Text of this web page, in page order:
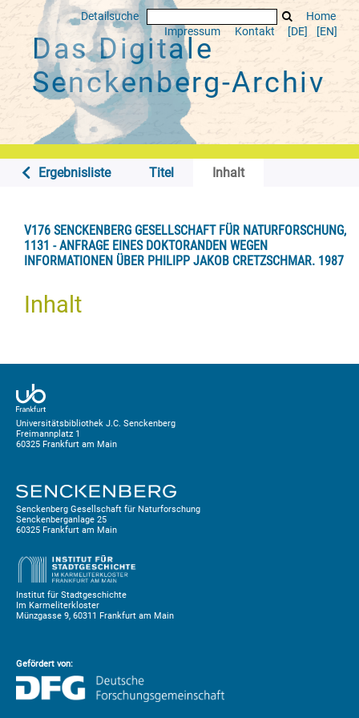
Detailsuche
Home
Impressum
Kontakt [DE] [EN]
Das Digitale
Senckenberg-Archiv
Ergebnisliste Titel Inhalt
V176 SENCKENBERG GESELLSCHAFT FÜR NATURFORSCHUNG,
1131 - ANFRAGE EINES DOKTORANDEN WEGEN
INFORMATIONEN ÜBER PHILIPP JAKOB CRETZSCHMAR. 1987
Inhalt
Universitätsbibliothek J.C. Senckenberg
Freimannplatz 1
60325 Frankfurt am Main
Senckenberg Gesellschaft für Naturforschung
Senckenberganlage 25
60325 Frankfurt am Main
Institut für Stadtgeschichte
Im Karmeliterkloster
Münzgasse 9, 60311 Frankfurt am Main
Gefördert von: